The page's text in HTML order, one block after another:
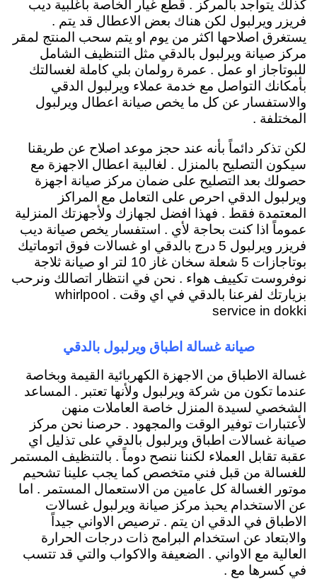
كذلك يتواجد بالمركز . قطع غيار الخاصة بأغلبية ديب
فريزر ويرلبول لكن هناك بعض الاعطال قد يتم .
يستغرق اصلاحها اكثر من يوم او يتم سحب المنتج لمقر
مركز صيانة ويرلبول بالدقي مثل التنظيف الشامل
للبوتاجاز او عمل . عمرة رولمان بلي كاملة لغسالتك
بأمكانك التواصل مع خدمة عملاء ويرلبول الدقي
والاستفسار عن كل ما يخص صيانة اعطال ويرلبول
المختلفة .
لكن تذكر دائماً بأنه عند حجز موعد اصلاح عن طريقنا
سيكون التصليح بالمنزل . لغالبية اعطال الاجهزة مع
حصولك بعد التصليح على ضمان مركز صيانة اجهزة
ويرلبول الدقي احرص على التعامل مع المراكز
المعتمدة فقط . فهذا افضل لجهازك ولأجهزتك المنزلية
عموماً اذا كنت بحاجة لأي . استفسار يخص صيانة ديب
فريزر ويرلبول 5 درج بالدقي او غسالات فوق اتوماتيك
بوتاجازات 5 شعلة سخان غاز 10 لتر او صيانة ثلاجة
نوفروست تكييف هواء . نحن في انتظار اتصالك ونرحب
بزيارتك لفرعنا بالدقي في اي وقت . whirlpool
service in dokki
صيانة غسالة اطباق ويرلبول بالدقي
غسالة الاطباق من الاجهزة الكهربائية القيمة وبخاصة
عندما تكون من شركة ويرلبول ولأنها تعتبر . المساعد
الشخصي لسيدة المنزل خاصة العاملات منهن
لأعتبارات توفير الوقت والمجهود . حرصنا نحن مركز
صيانة غسالات اطباق ويرلبول بالدقي على تذليل اي
عقبة تقابل العملاء لكننا ننصح دوماً . بالتنظيف المستمر
للغسالة من قبل فني متخصص كما يجب علينا تشحيم
موتور الغسالة كل عامين من الاستعمال المستمر . اما
عن الاستخدام يحبذ مركز صيانة ويرلبول غسالات
الاطباق في الدقي ان يتم . ترصيص الاواني جيداً
والابتعاد عن استخدام البرامج ذات درجات الحرارة
العالية مع الاواني . الضعيفة والاكواب والتي قد تتسب
في كسرها مع .